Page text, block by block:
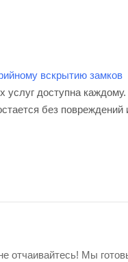
вскрытию замков
услуг доступна
без повреждений
отчаивайтесь! Мы